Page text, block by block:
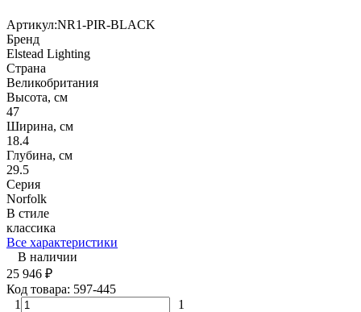
Артикул:NR1-PIR-BLACK
Бренд
Elstead Lighting
Страна
Великобритания
Высота, см
47
Ширина, см
18.4
Глубина, см
29.5
Серия
Norfolk
В стиле
классика
Все характеристики
В наличии
25 946 ₽
Код товара: 597-445
1
1